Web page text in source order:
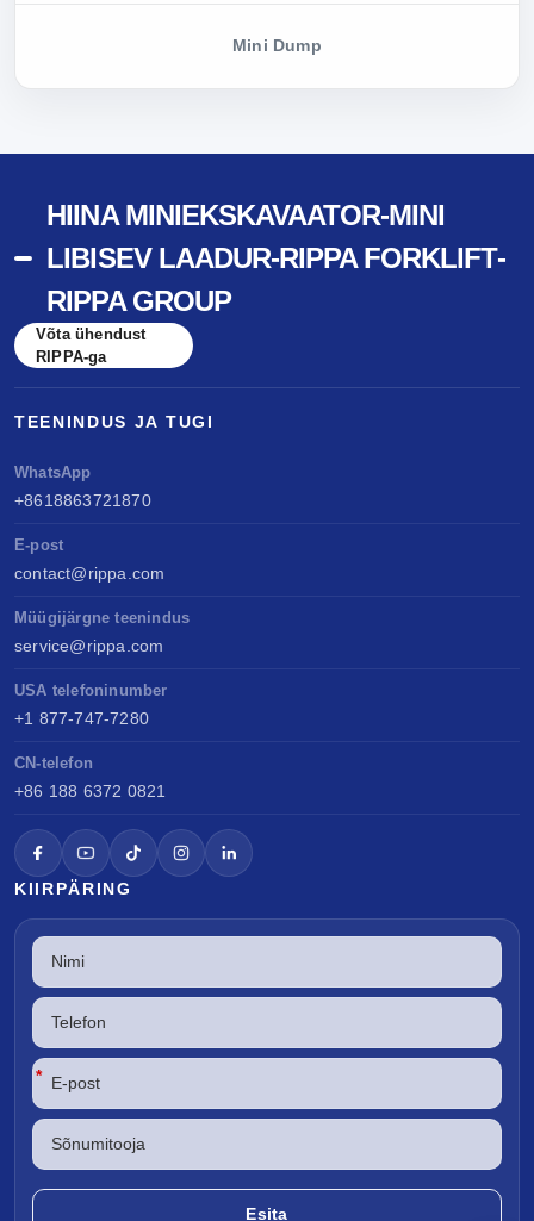
Mini Dump
HIINA MINIEKSKAVAATOR-MINI
LIBISEV LAADUR-RIPPA FORKLIFT-
RIPPA GROUP
Võta ühendust
RIPPA-ga
TEENINDUS JA TUGI
WhatsApp
+8618863721870
E-post
contact@rippa.com
Müügijärgne teenindus
service@rippa.com
USA telefoninumber
+1 877-747-7280
CN-telefon
+86 188 6372 0821
KIIRPÄRING
*